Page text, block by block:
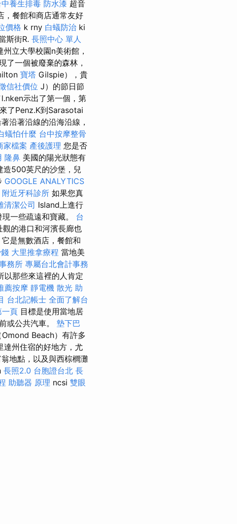
中養生排毒 防水漆 超音
，餐館和商店通常友好
價格 k rny 白蟻防治 ki
斯街R. 長照中心 單人
立大學校園n美術館，
了一個被廢棄的森林，
寶塔 Gilspie），貴
信社價位 J）的節日節
示出了第一個，第
了Penz.K到Sarasotai
沿著沿線的沿海沿線，
蟻怕什麼 台中按摩整骨
家檔案 產後護理 您是否
隆鼻 美國的陽光狀態有
造500英尺的沙堡，兒
GOOGLE ANALYTICS
附近牙科診所 如果您真
清潔公司 Island上進行
一些疏遠和寶藏。 台
的港口和河濱長廊也
是無數酒店，餐館和
大里推拿療程 當地美
務所 專屬台北會計事務
以那些來這裡的人肯定
薦按摩 靜電機 散光 助
台北記帳士 全面了解台
一頁 目標是使用當地居
或公共汽車。 墊下巴
Beach）有許多
州住宿的好地方，尤
地點，以及與西棕櫚灘
長照2.0 台胞證台北 長
助聽器 原理 ncsi 雙眼